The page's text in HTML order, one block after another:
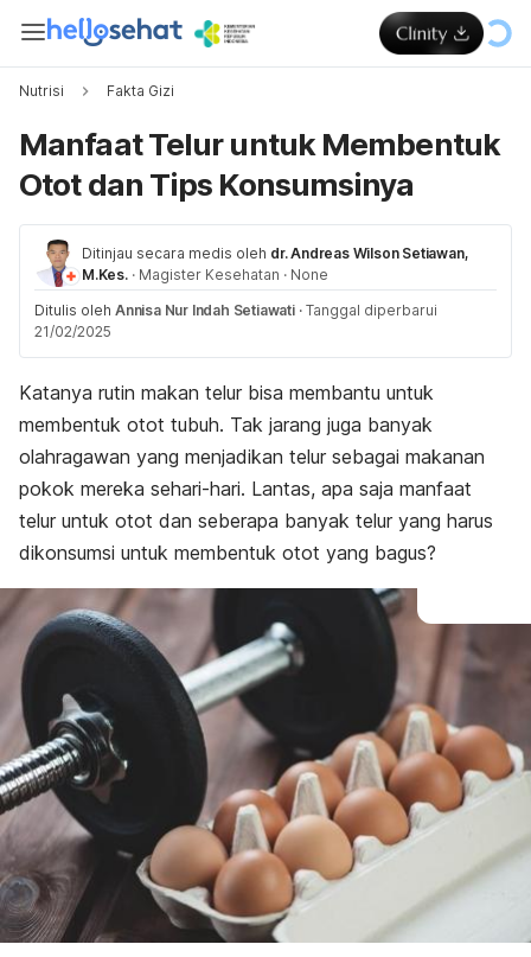
Nutrisi Fakta Gizi
Manfaat Telur untuk Membentuk
Otot dan Tips Konsumsinya
Ditinjau secara medis oleh dr. Andreas Wilson Setiawan,
M.Kes. · Magister Kesehatan · None
Ditulis oleh Annisa Nur Indah Setiawati · Tanggal diperbarui
21/02/2025
Katanya rutin makan telur bisa membantu untuk
membentuk otot tubuh. Tak jarang juga banyak
olahragawan yang menjadikan telur sebagai makanan
pokok mereka sehari-hari. Lantas, apa saja manfaat
telur untuk otot dan seberapa banyak telur yang harus
dikonsumsi untuk membentuk otot yang bagus?